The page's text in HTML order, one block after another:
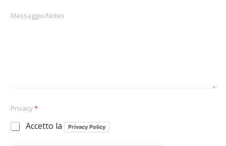
Messaggio/Notes
Privacy*
Accetto la Privacy Policy